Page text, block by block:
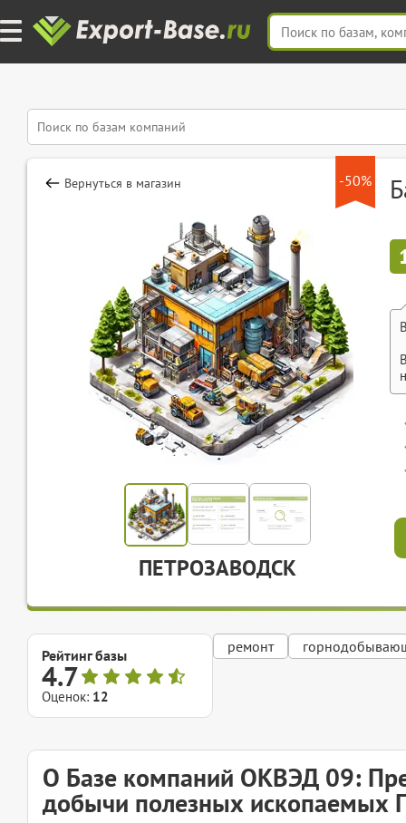
-50%
Вернуться в магазин
ПЕТРОЗАВОДСК
Рейтинг базы
4.7
Оценок: 12
ремонт
О Базе компаний ОКВЭД 09:
добычи полезных ископаемых